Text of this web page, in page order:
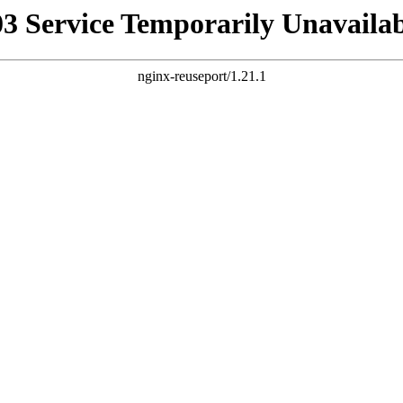
Service Temporarily
nginx-reuseport/1.21.1